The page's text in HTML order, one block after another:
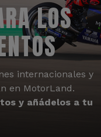
LOS
internacionales y
en MotorLand.
y añádelos a tu